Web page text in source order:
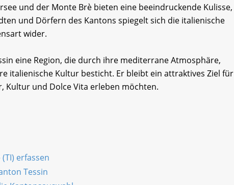
und der Monte Brè bieten eine beeindruckende Kulisse,
und Dörfern des Kantons spiegelt sich die italienische
wider.
eine Region, die durch ihre mediterrane Atmosphäre,
italienische Kultur besticht. Er bleibt ein attraktives Ziel für
Kultur und Dolce Vita erleben möchten.
erfassen
Tessin